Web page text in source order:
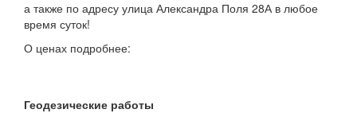
а также по адресу улица Александра Поля 28А в любое
время суток!
О ценах подробнее:
Геодезические работы